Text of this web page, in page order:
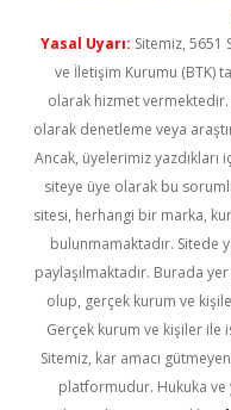
Yasal Uyarı: Sitemiz, 5651
ve İletişim Kurumu (BTK)
olarak hizmet
olarak denetleme veya
Ancak, üyelerimiz
siteye üye olarak bu
sitesi, herhangi bir marka,
bulunmamaktadır. Sitede
paylaşılmaktadır. Burada
olup, gerçek kurum ve
Gerçek kurum ve kişiler
Sitemiz, kar amacı
platformudur. Hukuka ve